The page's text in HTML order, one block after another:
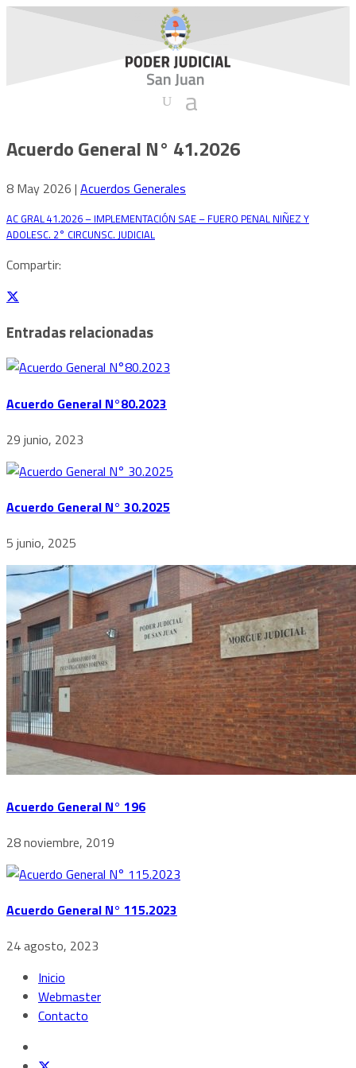
Acuerdo General N° 41.2026
8 May 2026 | Acuerdos Generales
AC GRAL 41.2026 – IMPLEMENTACIÓN SAE – FUERO PENAL NIÑEZ Y
ADOLESC. 2° CIRCUNSC. JUDICIAL
Compartir:
Entradas relacionadas
Acuerdo General N°80.2023
29 junio, 2023
Acuerdo General N° 30.2025
5 junio, 2025
Acuerdo General N° 196
28 noviembre, 2019
Acuerdo General N° 115.2023
24 agosto, 2023
Inicio
Webmaster
Contacto